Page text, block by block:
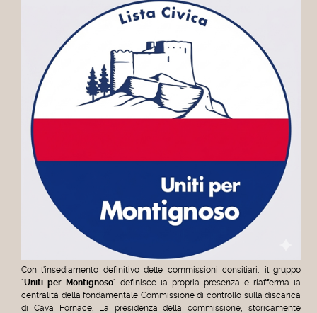
Con l'insediamento definitivo delle commissioni consiliari, il gruppo
"Uniti per Montignoso" definisce la propria presenza e riafferma la
centralità della fondamentale Commissione di controllo sulla discarica
di Cava Fornace. La presidenza della commissione, storicamente